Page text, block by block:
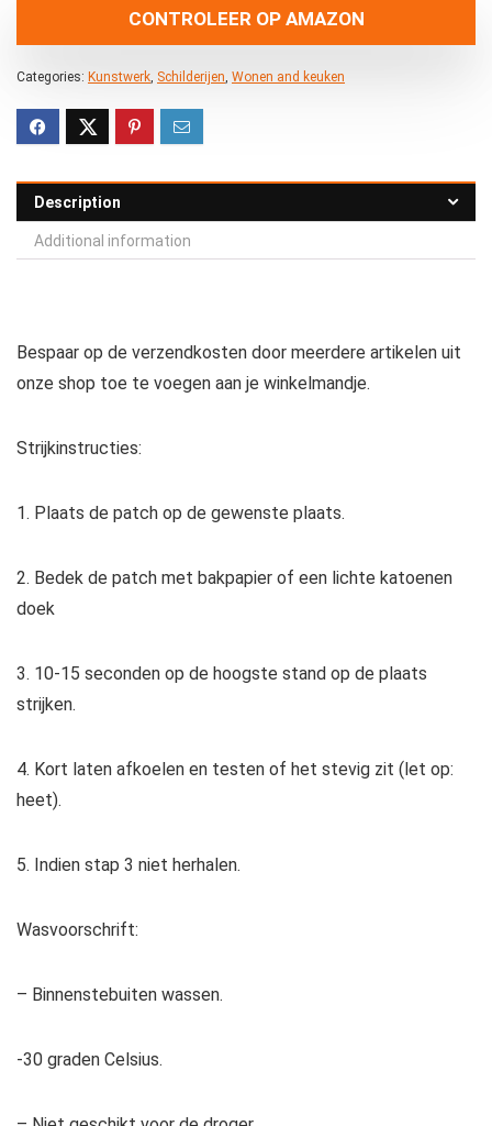
CONTROLEER OP AMAZON
Categories: Kunstwerk, Schilderijen, Wonen and keuken
Description
Additional information
Bespaar op de verzendkosten door meerdere artikelen uit
onze shop toe te voegen aan je winkelmandje.
Strijkinstructies:
1. Plaats de patch op de gewenste plaats.
2. Bedek de patch met bakpapier of een lichte katoenen
doek
3. 10-15 seconden op de hoogste stand op de plaats
strijken.
4. Kort laten afkoelen en testen of het stevig zit (let op:
heet).
5. Indien stap 3 niet herhalen.
Wasvoorschrift:
– Binnenstebuiten wassen.
-30 graden Celsius.